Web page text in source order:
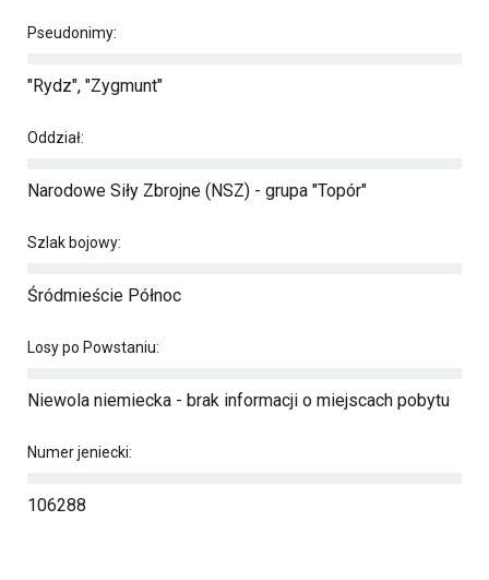
Pseudonimy:
"Rydz", "Zygmunt"
Oddział:
Narodowe Siły Zbrojne (NSZ) - grupa "Topór"
Szlak bojowy:
Śródmieście Północ
Losy po Powstaniu:
Niewola niemiecka - brak informacji o miejscach pobytu
Numer jeniecki:
106288